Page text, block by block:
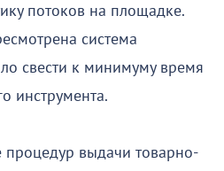
потоков на площадке.
система
свести к минимуму время
инструмента.
процедур выдачи товарно-